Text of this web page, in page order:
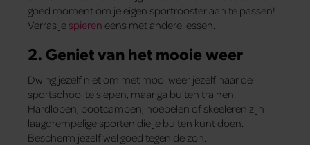
goed moment om je eigen sportrooster aan te passen!
Verras jespieren eens met andere lessen.
2. Geniet van het mooie weer
Dwing jezelf niet om met mooi weer jezelf naar de
sportschool te slepen, maar ga buiten trainen.
Hardlopen, bootcampen, hoepelen of skeeleren zijn
laagdrempelige sporten die je buiten kunt doen.
Bescherm jezelf wel goed tegen de zon.